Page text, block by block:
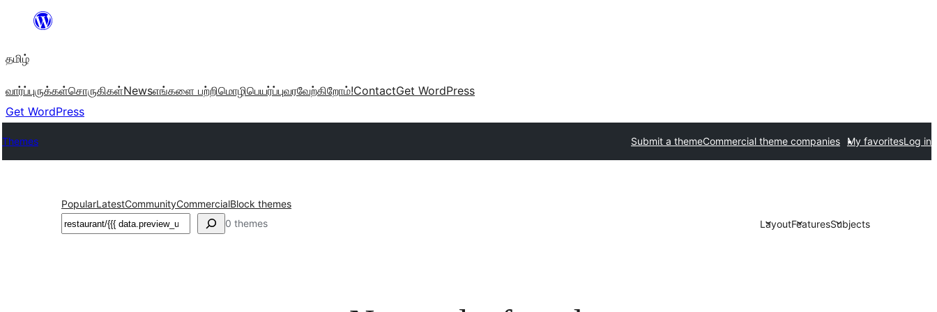
உள்ளடக்கத்திற்கு
தமிழ்
வார்ப்புருக்கள்சொருகிகள்Newsஎங்களை பற்றிமொழிபெயர்ப்புவரவேற்கிறோம்!ContactGet WordPress
Get WordPress
Themes Submit a themeCommercial theme companies My favoritesLog in
PopularLatestCommunityCommercialBlock themes
தேடுக 0 themes LayoutFeaturesSubjects